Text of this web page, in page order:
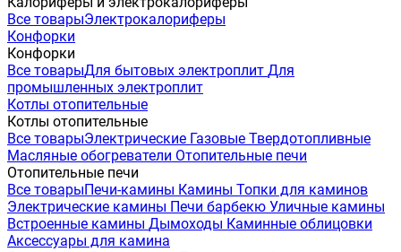
Все товарыЭлектрокалориферы
Конфорки
Конфорки
Все товарыДля бытовых электроплит Для
промышленных электроплит
Котлы отопительные
Котлы отопительные
Все товарыЭлектрические Газовые Твердотопливные
Масляные обогреватели Отопительные печи
Отопительные печи
Все товарыПечи-камины Камины Топки для каминов
Электрические камины Печи барбекю Уличные камины
Встроенные камины Дымоходы Каминные облицовки
Аксессуары для камина